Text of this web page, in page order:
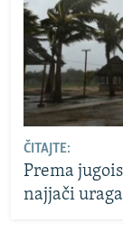
ČITAJTE:
Prema
najjači